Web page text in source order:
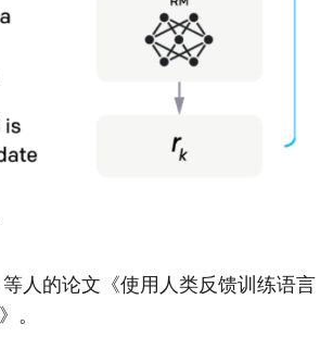
人的论文《使用人类反馈训练语言
。